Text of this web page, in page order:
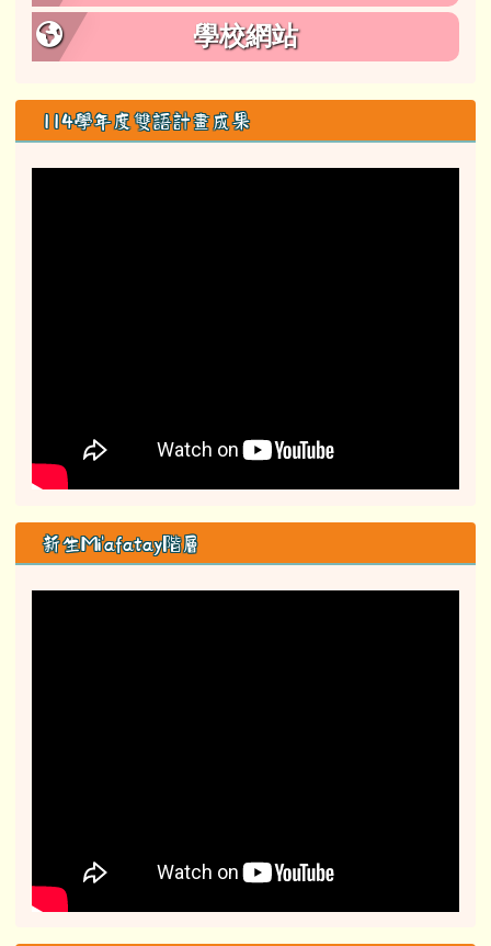
學校網站
114學年度雙語計畫成果
新生Mi'afatay階層